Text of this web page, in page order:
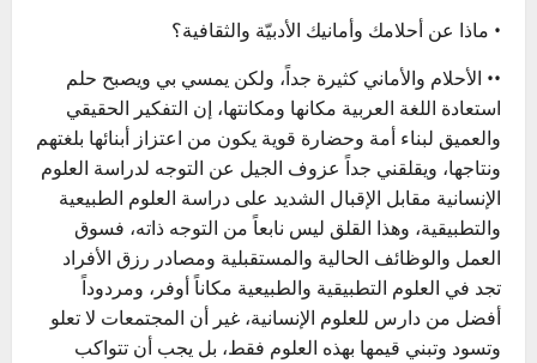
• ماذا عن أحلامك وأمانيك الأدبيّة والثقافية؟
•• الأحلام والأماني كثيرة جداً، ولكن يمسي بي ويصبح حلم
استعادة اللغة العربية مكانها ومكانتها، إن التفكير الحقيقي
والعميق لبناء أمة وحضارة قوية يكون من اعتزاز أبنائها بلغتهم
ونتاجها، ويقلقني جداً عزوف الجيل عن التوجه لدراسة العلوم
الإنسانية مقابل الإقبال الشديد على دراسة العلوم الطبيعية
والتطبيقية، وهذا القلق ليس نابعاً من التوجه ذاته، فسوق
العمل والوظائف الحالية والمستقبلية ومصادر رزق الأفراد
تجد في العلوم التطبيقية والطبيعية مكاناً أوفر، ومردوداً
أفضل من دارس للعلوم الإنسانية، غير أن المجتمعات لا تعلو
وتسود وتبني قيمها بهذه العلوم فقط، بل يجب أن تتواكب